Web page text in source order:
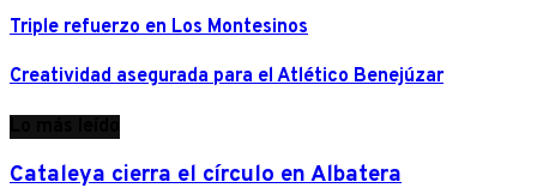
Triple refuerzo en Los Montesinos
Creatividad asegurada para el Atlético Benejúzar
Cataleya cierra el círculo en Albatera